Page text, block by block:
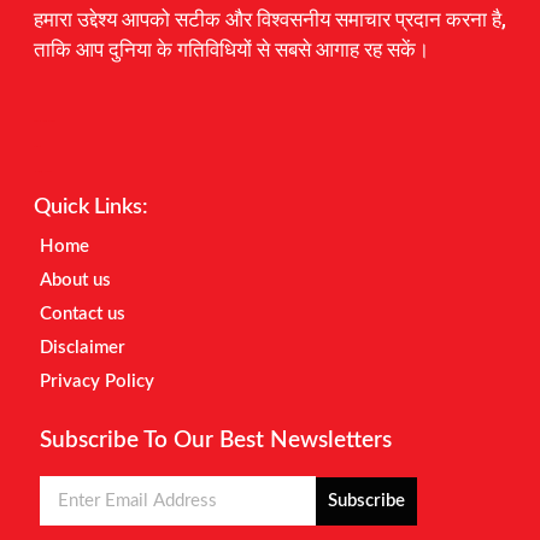
हमारा उद्देश्य आपको सटीक और विश्वसनीय समाचार प्रदान करना है,
ताकि आप दुनिया के गतिविधियों से सबसे आगाह रह सकें।
Quick Links:
Home
About us
Contact us
Disclaimer
Privacy Policy
Subscribe To Our Best Newsletters
Subscribe